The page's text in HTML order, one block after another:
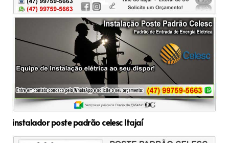
instalador poste padrão celesc Itajaí